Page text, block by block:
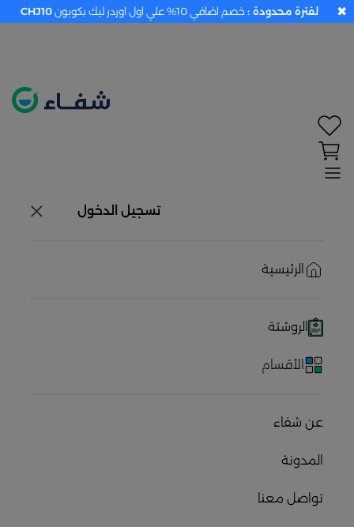
تسجيل الدخول
الرئيسية
الروشتة
الأقسام
عن شفاء
المدونة
تواصل معنا
لفترة محدودة : خصم اضافي 10% علي اول اوردر ليك بكوبون CHJ10 ✖